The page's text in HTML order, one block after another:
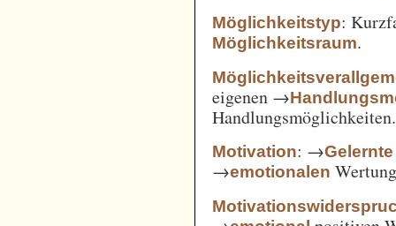
Möglichkeitstyp:
Möglichkeitsraum.
eigenen →
Handlungsmöglichkeiten.
Motivation: →Gelernte
→emotionalen